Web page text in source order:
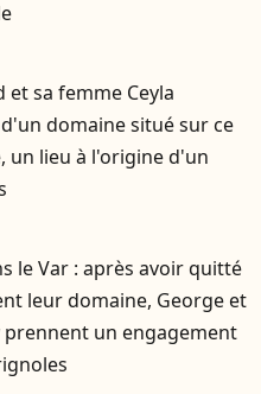
et sa femme Ceyla
domaine situé sur ce
un lieu à l'origine d'un
le Var : après avoir quitté
leur domaine, George et
prennent un engagement